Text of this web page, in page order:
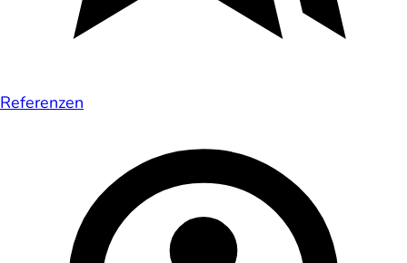
Referenzen